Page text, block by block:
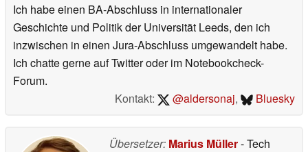
Ich habe einen BA-Abschluss in internationaler
Geschichte und Politik der Universität Leeds, den ich
inzwischen in einen Jura-Abschluss umgewandelt habe.
Ich chatte gerne auf Twitter oder im Notebookcheck-
Forum.
Kontakt:
@aldersonaj, Bluesky
Übersetzer: Marius Müller- Tech